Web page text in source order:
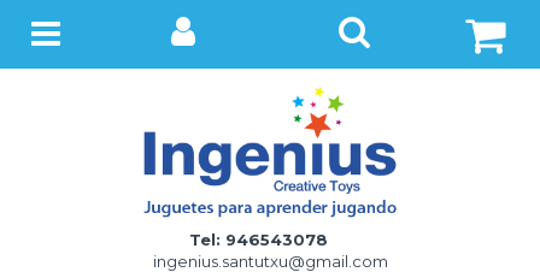
Tel: 946543078
ingenius.santutxu@gmail.com
Menú